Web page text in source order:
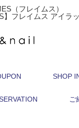
（フレイムス）
フレイムス アイラ
SHOP
ご